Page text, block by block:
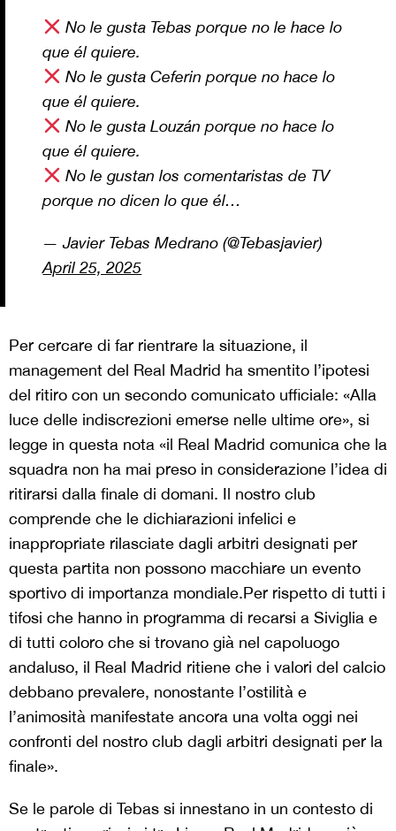
No le gusta Tebas porque no le hace lo
que él quiere.
No le gusta Ceferin porque no hace lo
que él quiere.
No le gusta Louzán porque no hace lo
que él quiere.
No le gustan los comentaristas de TV
porque no dicen lo que él…
— Javier Tebas Medrano (@Tebasjavier)
April 25, 2025
Per cercare di far rientrare la situazione, il
management del Real Madrid ha smentito l’ipotesi
del ritiro con un secondo comunicato ufficiale: «Alla
luce delle indiscrezioni emerse nelle ultime ore», si
legge in questa nota «il Real Madrid comunica che la
squadra non ha mai preso in considerazione l’idea di
ritirarsi dalla finale di domani. Il nostro club
comprende che le dichiarazioni infelici e
inappropriate rilasciate dagli arbitri designati per
questa partita non possono macchiare un evento
sportivo di importanza mondiale.Per rispetto di tutti i
tifosi che hanno in programma di recarsi a Siviglia e
di tutti coloro che si trovano già nel capoluogo
andaluso, il Real Madrid ritiene che i valori del calcio
debbano prevalere, nonostante l’ostilità e
l’animosità manifestate ancora una volta oggi nei
confronti del nostro club dagli arbitri designati per la
finale».
Se le parole di Tebas si innestano in un contesto di